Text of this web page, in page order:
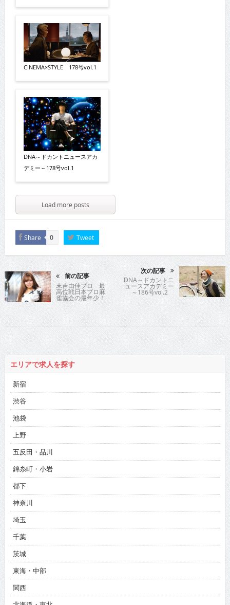
CINEMA×STYLE 178号vol.1
DNA～ドカントニュースアカ
デミー～178号vol.1
Load more posts
Share 0 Tweet
前の記事
末吉由佳プロ 最
高位戦日本プロ麻
雀協会の最年少！
10代デビュー
の“ゆーゆ”が降臨!!
次の記事
DNA～ドカントニ
ュースアカデミー
～186号vol.2
エリアで求人を探す
新宿
渋谷
池袋
上野
五反田・品川
錦糸町・小岩
都下
神奈川
埼玉
千葉
茨城
東海・中部
関西